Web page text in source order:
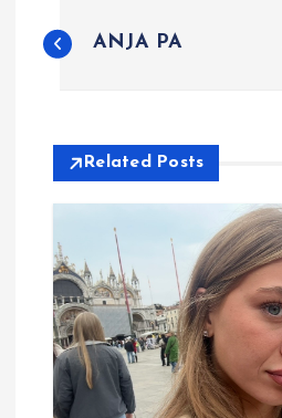
P
t
n
a
v
ANJA PA
Related Posts